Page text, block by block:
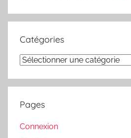
Catégories
Catégories
Pages
Connexion